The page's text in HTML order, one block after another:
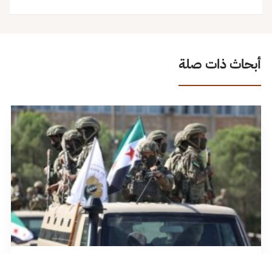
أبحاث ذات صلة